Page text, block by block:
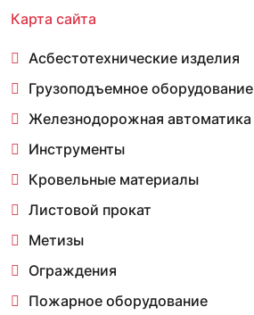
Карта сайта
Асбестотехнические изделия
Грузоподъемное оборудование
Железнодорожная автоматика
Инструменты
Кровельные материалы
Листовой прокат
Метизы
Ограждения
Пожарное оборудование